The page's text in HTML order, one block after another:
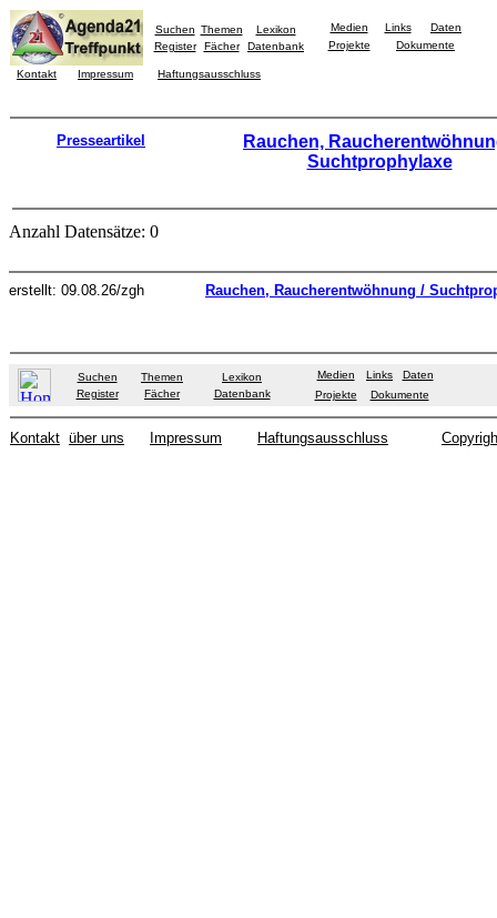
Suchen Themen
Lexikon
Register
Fächer Datenbank
Medien Links
Daten
Projekte
Dokumente
Kontakt Impressum Haftungsausschluss
Presseartikel
Rauchen,
Suchtprophylaxe
Anzahl Datensätze: 0
erstellt: 09.08.26/zgh Rauchen, Raucherentwöhnung /
Suchen Themen
Lexikon
Register
Fächer Datenbank
Medien Links
Daten
Projekte
Dokumente
Kontakt über uns Impressum Haftungsausschluss